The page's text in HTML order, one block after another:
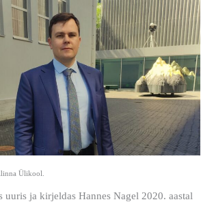
Ülikool.
uuris ja kirjeldas Hannes Nagel 2020. aastal